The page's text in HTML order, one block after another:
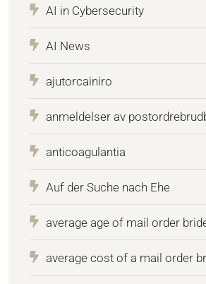
AI in Cybersecurity
AI News
ajutorcainiro
anmeldelser av
anticoagulantia
Auf der Suche nach Ehe
average age of mail order
average cost of a mail order